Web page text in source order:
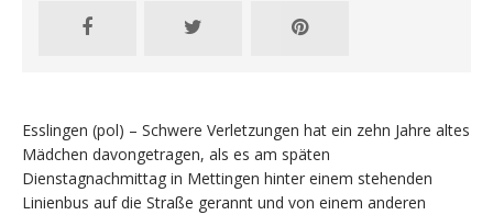
Esslingen (pol) – Schwere Verletzungen hat ein zehn Jahre altes
Mädchen davongetragen, als es am späten
Dienstagnachmittag in Mettingen hinter einem stehenden
Linienbus auf die Straße gerannt und von einem anderen